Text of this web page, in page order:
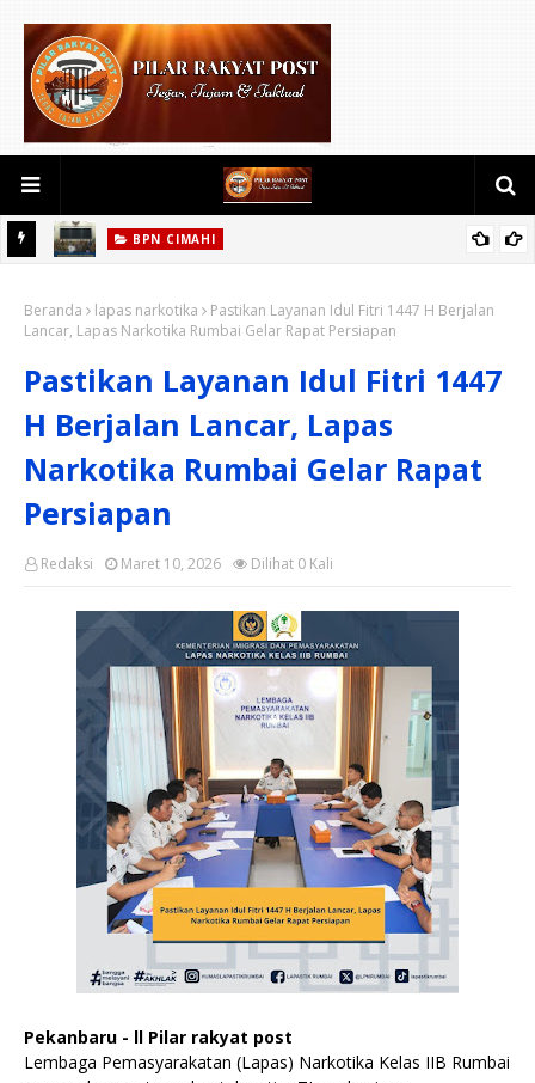
BPN CIMAHI
Kerja Sama dalam Upaya Pencegahan Korupsi serta Penguatan
Ekonomi Daerah
Beranda lapas narkotika
Pastikan Layanan Idul Fitri 1447 H Berjalan
Lancar, Lapas Narkotika Rumbai Gelar Rapat Persiapan
Pastikan Layanan Idul Fitri 1447
H Berjalan Lancar, Lapas
Narkotika Rumbai Gelar Rapat
Persiapan
Redaksi Dilihat 0 Kali
Maret 10, 2026
Pekanbaru - ll Pilar rakyat post
Lembaga Pemasyarakatan (Lapas) Narkotika Kelas IIB Rumbai